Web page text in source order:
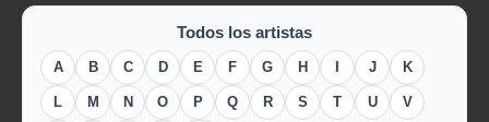
Todos los artistas
A B C D E F G H J K
L M N O P Q R S T U V